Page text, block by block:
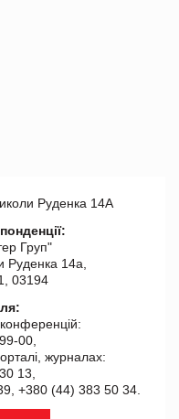
Руденка 14А
Груп"
Руденка 14а,
03194
00,
журналах:
13,
+380 (44) 383 50 34.